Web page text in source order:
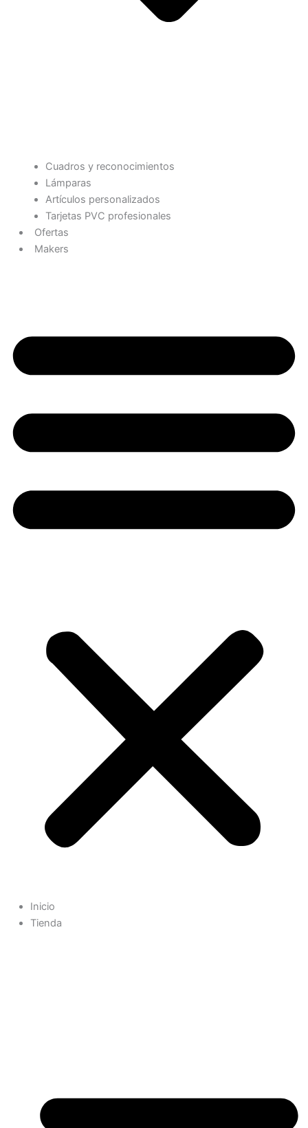
Cuadros y reconocimientos
Lámparas
Artículos personalizados
Tarjetas PVC profesionales
Ofertas
Makers
Inicio
Tienda